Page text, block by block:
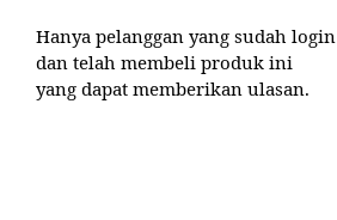
Hanya pelanggan yang sudah login
dan telah membeli produk ini
yang dapat memberikan ulasan.